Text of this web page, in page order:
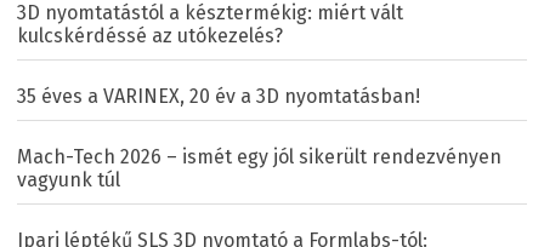
3D nyomtatástól a késztermékig: miért vált
kulcskérdéssé az utókezelés?
35 éves a VARINEX, 20 év a 3D nyomtatásban!
Mach-Tech 2026 – ismét egy jól sikerült rendezvényen
vagyunk túl
Ipari léptékű SLS 3D nyomtató a Formlabs-tól: